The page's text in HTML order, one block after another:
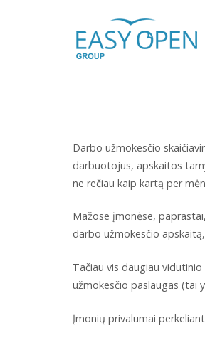
Darbo užmokesčio
darbuotojus, apskaitos
ne rečiau kaip kartą per
Mažose įmonėse,
darbo užmokesčio
Tačiau vis daugiau
užmokesčio paslaugas (tai
Įmonių privalumai